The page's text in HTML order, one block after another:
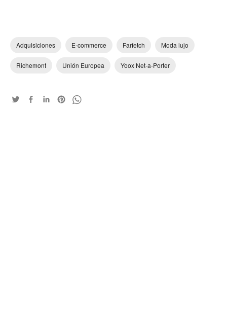
Adquisiciones E-commerce Farfetch Moda lujo
Richemont Unión Europea Yoox Net-a-Porter